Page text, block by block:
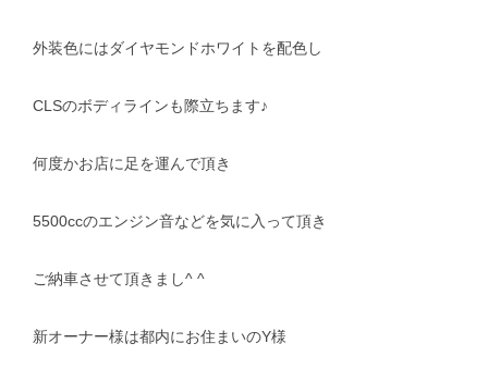
外装色にはダイヤモンドホワイトを配色し
CLSのボディラインも際立ちます♪
何度かお店に足を運んで頂き
5500ccのエンジン音などを気に入って頂き
ご納車させて頂きまし^ ^
新オーナー様は都内にお住まいのY様